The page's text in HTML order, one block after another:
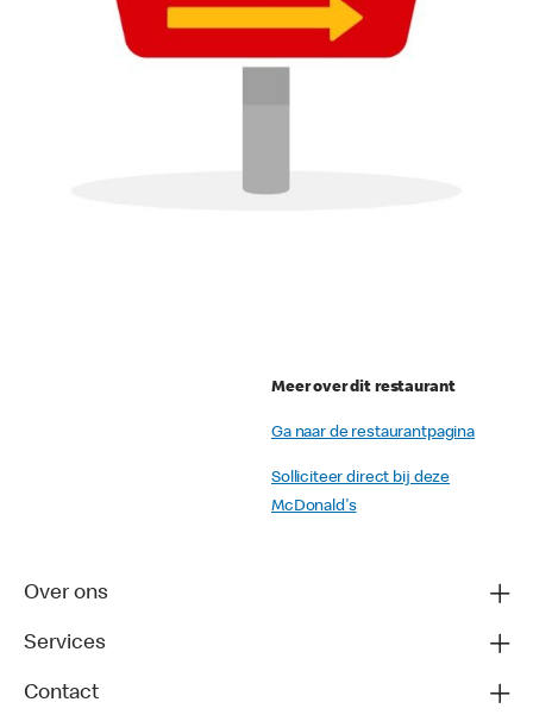
Meer over dit restaurant
Ga naar de restaurantpagina
Solliciteer direct bij deze
McDonald's
Over ons
Services
Contact